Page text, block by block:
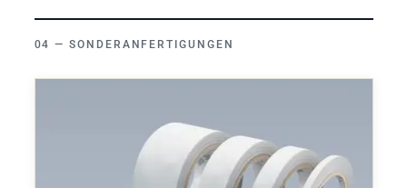
SONDERANFERTIGUNGEN